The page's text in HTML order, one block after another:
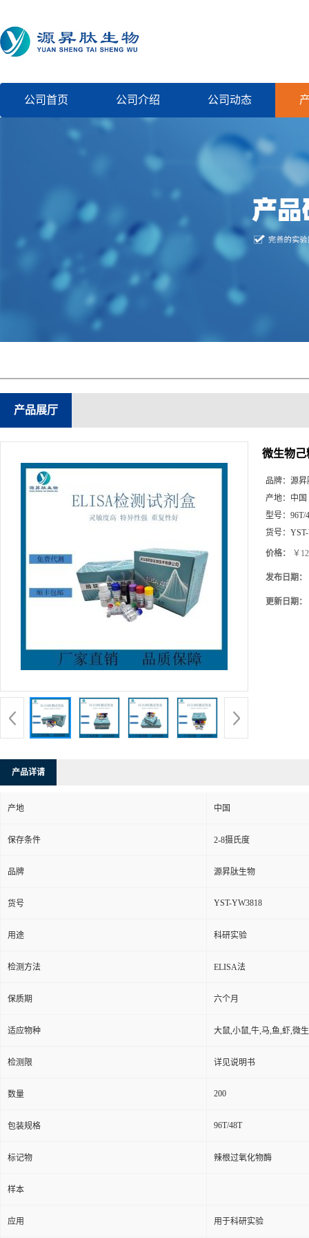
公司首页 公司介绍 公司动态
产品展厅
微生物
品牌： 源昇
产地： 中国
型号： 96T/
货号：
价格： ￥
发布日期：
更新日期：
产品详请
产地 中国
保存条件 2-8摄氏度
品牌 源昇肽生物
货号 YST-YW3818
用途 科研实验
检测方法 ELISA法
保质期 六个月
适应物种 大鼠,小鼠,牛,马,鱼,虾,微
检测限 详见说明书
数量 200
包装规格 96T/48T
标记物 辣根过氧化物酶
样本
应用 用于科研实验